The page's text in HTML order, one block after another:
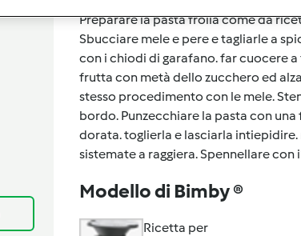
Preparare la pasta frolla come da
Sbucciare mele e pere e tagliarle a
con i chiodi di garafano. far cuocere
frutta con metà dello zucchero ed
stesso procedimento con le mele.
bordo. Punzecchiare la pasta con
dorata. toglierla e lasciarla
sistemate a raggiera. Spennellare
Modello di Bimby ®
Ricetta per